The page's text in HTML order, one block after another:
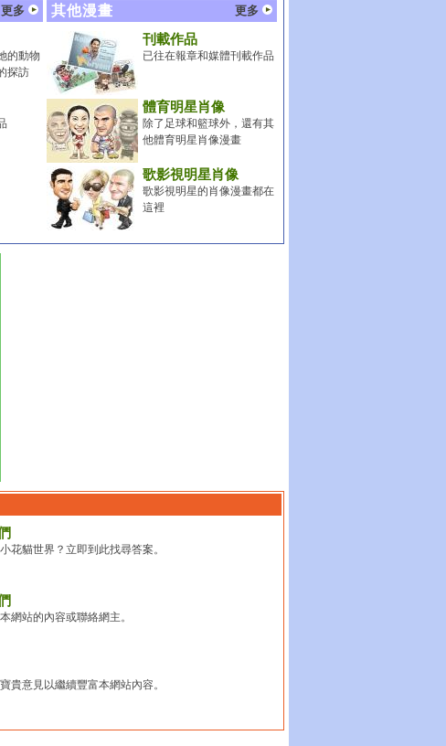
更多
的動物
探訪
其他漫畫 更多
刊載作品
已往在報章和媒體刊載作品
體育明星肖像
除了足球和籃球外，還有其
他體育明星肖像漫畫
歌影視明星肖像
歌影視明星的肖像漫畫都在
這裡
花貓世界？立即到此找尋答案。
網站的內容或聯絡網主。
貴意見以繼續豐富本網站內容。